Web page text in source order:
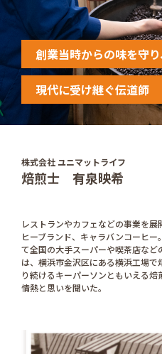
創業当時からの味を守り
現代に受け継ぐ伝道師
株式会社 ユニマットライフ
焙煎士 有泉映希
レストランやカフェなどの事業を
ヒーブランド、キャラバンコーヒ
て全国の大手スーパーや喫茶店な
は、横浜市金沢区にある横浜工場
り続けるキーパーソンともいえる
情熱と思いを聞いた。